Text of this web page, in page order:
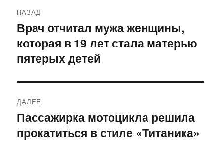
по
записям
НАЗАД
Предыдущая
запись:
Врач отчитал мужа женщины,
которая в 19 лет стала матерью
пятерых детей
ДАЛЕЕ
Следующая
запись:
Пассажирка мотоцикла решила
прокатиться в стиле «Титаника»